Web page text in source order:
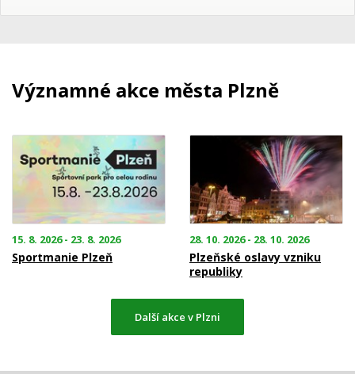
Významné akce města Plzně
15. 8. 2026 - 23. 8. 2026
Sportmanie Plzeň
28. 10. 2026 - 28. 10. 2026
Plzeňské oslavy vzniku
republiky
Další akce v Plzni